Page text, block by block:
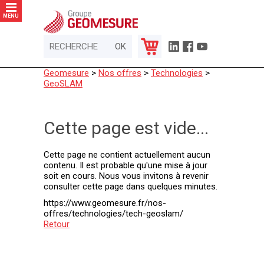
MENU
Geomesure > Nos offres > Technologies >
GeoSLAM
Cette page est vide...
Cette page ne contient actuellement aucun
contenu. Il est probable qu'une mise à jour
soit en cours. Nous vous invitons à revenir
consulter cette page dans quelques minutes.
https://www.geomesure.fr/nos-
offres/technologies/tech-geoslam/
Retour
Panneau de gestion des cookies